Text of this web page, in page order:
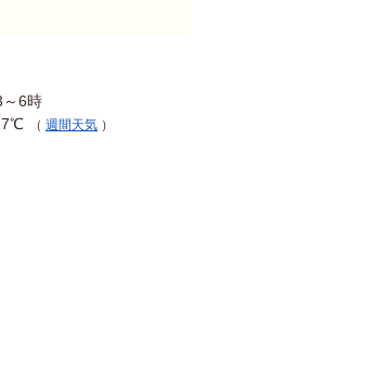
6時
（ 週間天気 ）